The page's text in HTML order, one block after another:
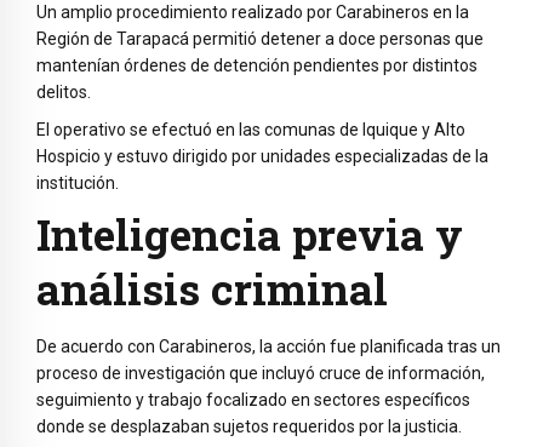
Un amplio procedimiento realizado por Carabineros en la
Región de Tarapacá permitió detener a doce personas que
mantenían órdenes de detención pendientes por distintos
delitos.
El operativo se efectuó en las comunas de Iquique y Alto
Hospicio y estuvo dirigido por unidades especializadas de la
institución.
Inteligencia previa y
análisis criminal
De acuerdo con Carabineros, la acción fue planificada tras un
proceso de investigación que incluyó cruce de información,
seguimiento y trabajo focalizado en sectores específicos
donde se desplazaban sujetos requeridos por la justicia.